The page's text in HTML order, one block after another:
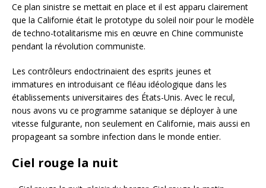
Ce plan sinistre se mettait en place et il est apparu clairement
que la Californie était le prototype du soleil noir pour le modèle
de techno-totalitarisme mis en œuvre en Chine communiste
pendant la révolution communiste.
Les contrôleurs endoctrinaient des esprits jeunes et
immatures en introduisant ce fléau idéologique dans les
établissements universitaires des États-Unis. Avec le recul,
nous avons vu ce programme satanique se déployer à une
vitesse fulgurante, non seulement en Californie, mais aussi en
propageant sa sombre infection dans le monde entier.
Ciel rouge la nuit